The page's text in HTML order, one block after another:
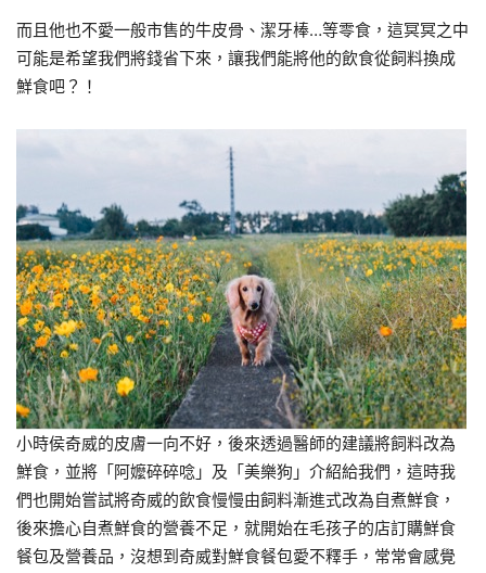
而且他也不愛一般市售的牛皮骨、潔牙棒…等零食，這冥冥之中
可能是希望我們將錢省下來，讓我們能將他的飲食從飼料換成
鮮食吧？！
小時侯奇威的皮膚一向不好，後來透過醫師的建議將飼料改為
鮮食，並將「阿嬤碎碎唸」及「美樂狗」介紹給我們，這時我
們也開始嘗試將奇威的飲食慢慢由飼料漸進式改為自煮鮮食，
後來擔心自煮鮮食的營養不足，就開始在毛孩子的店訂購鮮食
餐包及營養品，沒想到奇威對鮮食餐包愛不釋手，常常會感覺